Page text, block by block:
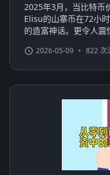
2025年3月，当比特币
Elisu的山寨币在72小
的造富神话。更令人
2026-05-09 • 822 次